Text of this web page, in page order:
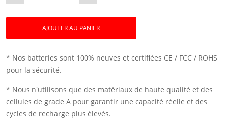
AJOUTER AU PANIER
* Nos batteries sont 100% neuves et certifiées CE / FCC / ROHS
pour la sécurité.
* Nous n'utilisons que des matériaux de haute qualité et des
cellules de grade A pour garantir une capacité réelle et des
cycles de recharge plus élevés.